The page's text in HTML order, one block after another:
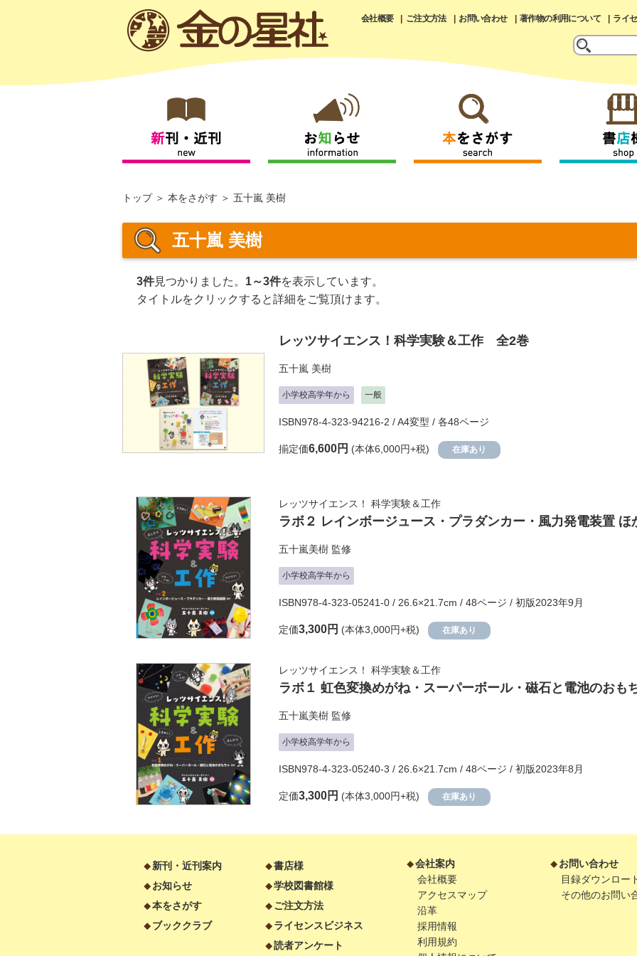
会社概要 ご注文方法 お問い合わせ 著作物の利用について ライ
トップ 本をさがす 五十嵐 美樹
五十嵐 美樹
3件見つかりました。 1～3件を表示しています。
タイトルをクリックすると詳細をご覧頂けます。
レッツサイエンス！科学実験＆工作 全2巻
五十嵐 美樹
小学校高学年から 一般
ISBN978-4-323-94216-2 / A4変型 / 各48ページ
揃定価6,600円 (本体6,000円+税) 在庫あり
レッツサイエンス！ 科学実験＆工作
ラボ２ レインボージュース・プラダンカー・風力発電装置 ほ
五十嵐美樹 監修
小学校高学年から
ISBN978-4-323-05241-0 / 26.6×21.7cm / 48ページ / 初版2023年9月
定価3,300円 (本体3,000円+税) 在庫あり
レッツサイエンス！ 科学実験＆工作
ラボ１ 虹色変換めがね・スーパーボール・磁石と電池のおも
五十嵐美樹 監修
小学校高学年から
ISBN978-4-323-05240-3 / 26.6×21.7cm / 48ページ / 初版2023年8月
定価3,300円 (本体3,000円+税) 在庫あり
新刊・近刊案内
お知らせ
本をさがす
ブッククラブ
書店様
学校図書館様
ご注文方法
ライセンスビジネス
読者アンケート
会社案内
会社概要
アクセスマップ
沿革
採用情報
利用規約
お問い合わせ
目録ダウンロー
その他のお問い